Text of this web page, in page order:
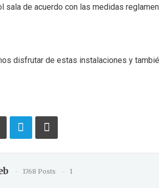
de acuerdo con las medidas
disfrutar de estas instalaciones y
1768 Posts
1